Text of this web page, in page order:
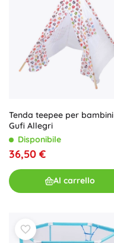
Tenda teepee per bambini
Gufi Allegri
Disponibile
36,50 €
Al carrello